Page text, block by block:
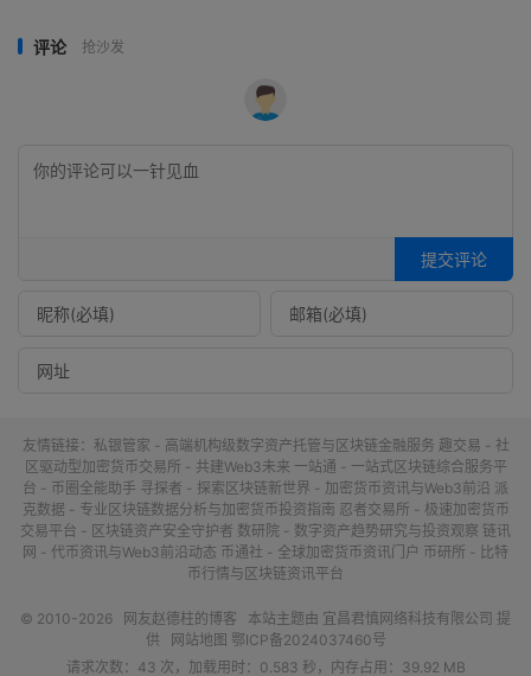
评论 抢沙发
提交评论
友情链接： 私银管家 - 高端机构级数字资产托管与区块链金融服务 趣交易 - 社
区驱动型加密货币交易所 - 共建Web3未来 一站通 - 一站式区块链综合服务平
台 - 币圈全能助手 寻探者 - 探索区块链新世界 - 加密货币资讯与Web3前沿 派
克数据 - 专业区块链数据分析与加密货币投资指南 忍者交易所 - 极速加密货币
交易平台 - 区块链资产安全守护者 数研院 - 数字资产趋势研究与投资观察 链讯
网 - 代币资讯与Web3前沿动态 币通社 - 全球加密货币资讯门户 币研所 - 比特
币行情与区块链资讯平台
© 2010-2026 网友赵德柱的博客 本站主题由 宜昌君慎网络科技有限公司 提
供
网站地图 鄂ICP备2024037460号
请求次数：43 次，加载用时：0.583 秒，内存占用：39.92 MB